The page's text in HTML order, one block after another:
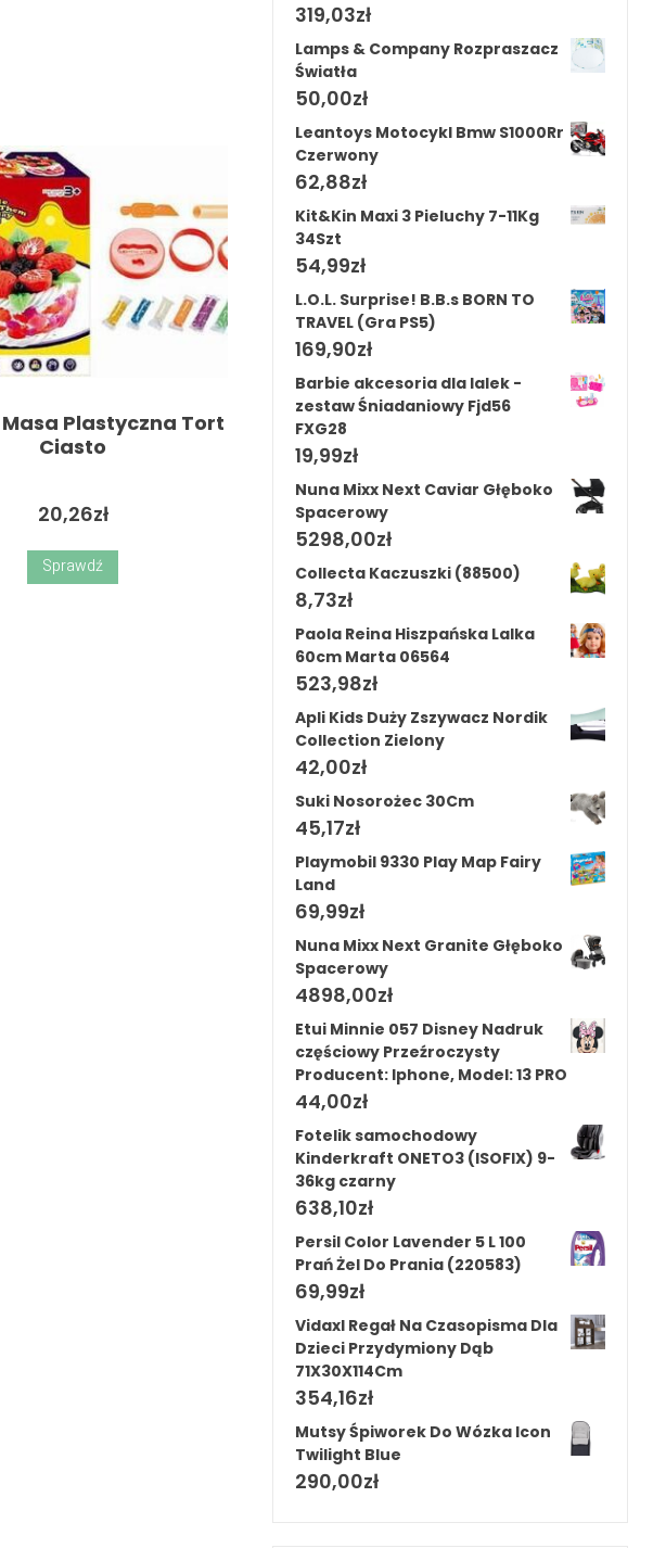
Plastyczna Tort
Ciasto
20,26zł
Sprawdź
319,03zł
Lamps & Company Rozpraszacz
Światła
50,00zł
Leantoys Motocykl Bmw S1000Rr
Czerwony
62,88zł
Kit&Kin Maxi 3 Pieluchy 7-11Kg
34Szt
54,99zł
L.O.L. Surprise! B.B.s BORN TO
TRAVEL (Gra PS5)
169,90zł
Barbie akcesoria dla lalek -
zestaw Śniadaniowy Fjd56
FXG28
19,99zł
Nuna Mixx Next Caviar Głęboko
Spacerowy
5298,00zł
Collecta Kaczuszki (88500)
8,73zł
Paola Reina Hiszpańska Lalka
60cm Marta 06564
523,98zł
Apli Kids Duży Zszywacz Nordik
Collection Zielony
42,00zł
Suki Nosorożec 30Cm
45,17zł
Playmobil 9330 Play Map Fairy
Land
69,99zł
Nuna Mixx Next Granite Głęboko
Spacerowy
4898,00zł
Etui Minnie 057 Disney Nadruk
częściowy Przeźroczysty
Producent: Iphone, Model: 13 PRO
44,00zł
Fotelik samochodowy
Kinderkraft ONETO3 (ISOFIX) 9-
36kg czarny
638,10zł
Persil Color Lavender 5 L 100
Prań Żel Do Prania (220583)
69,99zł
Vidaxl Regał Na Czasopisma Dla
Dzieci Przydymiony Dąb
71X30X114Cm
354,16zł
Mutsy Śpiworek Do Wózka Icon
Twilight Blue
290,00zł